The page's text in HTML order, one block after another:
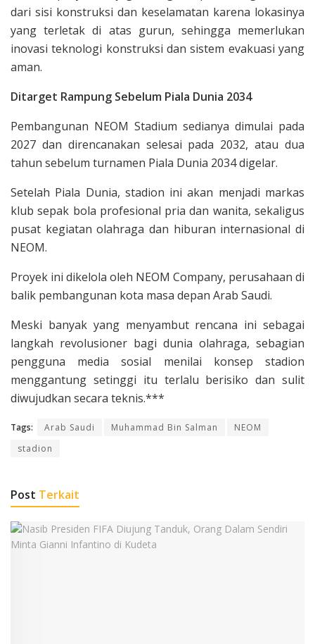
dari sisi konstruksi dan keselamatan karena lokasinya
yang terletak di atas gurun, sehingga memerlukan
inovasi teknologi konstruksi dan sistem evakuasi yang
aman.
Ditarget Rampung Sebelum Piala Dunia 2034
Pembangunan NEOM Stadium sedianya dimulai pada
2027 dan direncanakan selesai pada 2032, atau dua
tahun sebelum turnamen Piala Dunia 2034 digelar.
Setelah Piala Dunia, stadion ini akan menjadi markas
klub sepak bola profesional pria dan wanita, sekaligus
pusat kegiatan olahraga dan hiburan internasional di
NEOM.
Proyek ini dikelola oleh NEOM Company, perusahaan di
balik pembangunan kota masa depan Arab Saudi.
Meski banyak yang menyambut rencana ini sebagai
langkah revolusioner bagi dunia olahraga, sebagian
pengguna media sosial menilai konsep stadion
menggantung setinggi itu terlalu berisiko dan sulit
diwujudkan secara teknis.***
Tags: Arab Saudi Muhammad Bin Salman
NEOM
stadion
Post Terkait